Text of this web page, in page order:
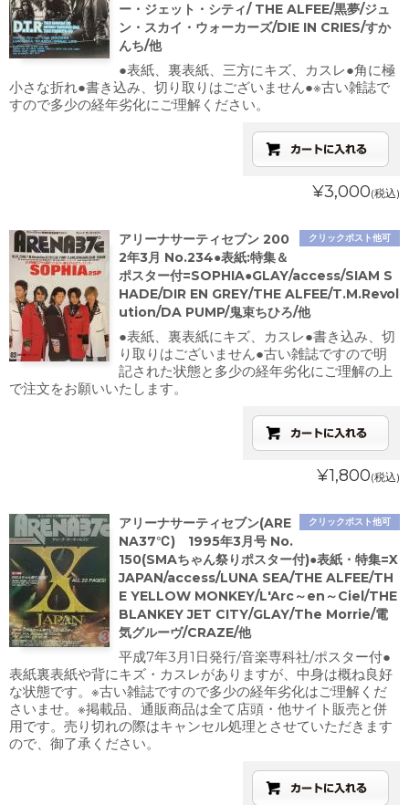
ー・ジェット・シティ/ THE ALFEE/黒夢/ジュ
ン・スカイ・ウォーカーズ/DIE IN CRIES/すか
んち/他
●表紙、裏表紙、三方にキズ、カスレ●角に極
小さな折れ●書き込み、切り取りはございません●※古い雑誌で
すので多少の経年劣化にご理解ください。
¥3,000(税込)
クリックポスト他可
アリーナサーティセブン 200
2年3月 No.234●表紙:特集＆
ポスター付=SOPHIA●GLAY/access/SIAM S
HADE/DIR EN GREY/THE ALFEE/T.M.Revol
ution/DA PUMP/鬼束ちひろ/他
●表紙、裏表紙にキズ、カスレ●書き込み、切
り取りはございません●古い雑誌ですので明
記された状態と多少の経年劣化にご理解の上
で注文をお願いいたします。
¥1,800(税込)
クリックポスト他可
アリーナサーティセブン(ARE
NA37℃) 1995年3月号 No.
150(SMAちゃん祭りポスター付)●表紙・特集=X
JAPAN/access/LUNA SEA/THE ALFEE/TH
E YELLOW MONKEY/L'Arc～en～Ciel/THE
BLANKEY JET CITY/GLAY/The Morrie/電
気グルーヴ/CRAZE/他
平成7年3月1日発行/音楽専科社/ポスター付●
表紙裏表紙や背にキズ・カスレがありますが、中身は概ね良好
な状態です。※古い雑誌ですので多少の経年劣化はご理解くだ
さいませ。※掲載品、通販商品は全て店頭・他サイト販売と併
用です。売り切れの際はキャンセル処理とさせていただきます
ので、御了承ください。